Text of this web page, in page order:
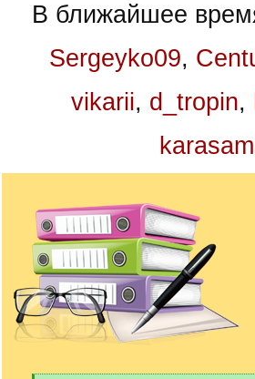
В ближайшее
Sergeyko09,
vikarii, d_tropin,